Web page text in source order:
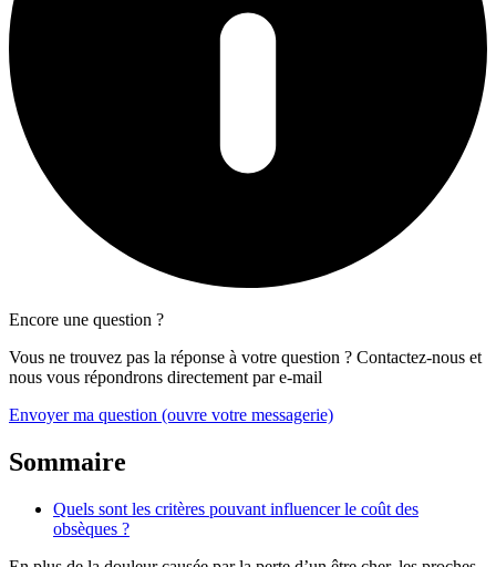
Encore une question ?
Vous ne trouvez pas la réponse à votre question ? Contactez-nous et
nous vous répondrons directement par e-mail
Envoyer ma question (ouvre votre messagerie)
Sommaire
Quels sont les critères pouvant influencer le coût des
obsèques ?